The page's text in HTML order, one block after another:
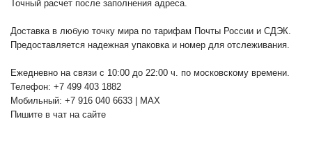
Точный расчет после заполнения адреса.
Доставка в любую точку мира по тарифам Почты России и СДЭК.
Предоставляется надежная упаковка и номер для отслеживания.
Ежедневно на связи с 10:00 до 22:00 ч. по московскому времени.
Телефон: +7 499 403 1882
Мобильный: +7 916 040 6633 | MAX
Пишите в чат на сайте